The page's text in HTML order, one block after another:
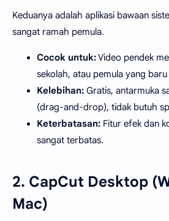
Keduanya adalah aplikasi bawaan
sangat ramah pemula.
Cocok untuk:Video pendek
sekolah, atau pemula yang
Kelebihan: Gratis, antarmuka
(drag-and-drop), tidak butuh
Keterbatasan: Fitur efek dan
sangat terbatas.
2. CapCut Desktop
Mac)